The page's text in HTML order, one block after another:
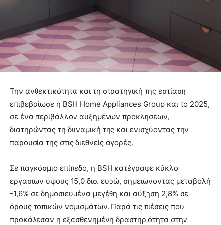
Την ανθεκτικότητα και τη στρατηγική της εστίαση
επιβεβαίωσε η BSH Home Appliances Group και το 2025,
σε ένα περιβάλλον αυξημένων προκλήσεων,
διατηρώντας τη δυναμική της και ενισχύοντας την
παρουσία της στις διεθνείς αγορές.
Σε παγκόσμιο επίπεδο, η BSH κατέγραψε κύκλο
εργασιών ύψους 15,0 δισ. ευρώ, σημειώνοντας μεταβολή
-1,6% σε δημοσιευμένα μεγέθη και αύξηση 2,8% σε
όρους τοπικών νομισμάτων. Παρά τις πιέσεις που
προκάλεσαν η εξασθενημένη δραστηριότητα στην